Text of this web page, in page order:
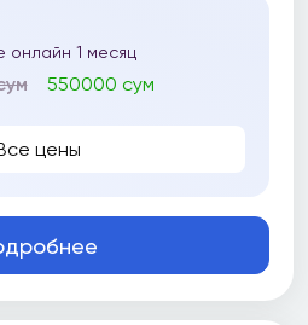
онлайн 1 месяц
550000 сум
цены